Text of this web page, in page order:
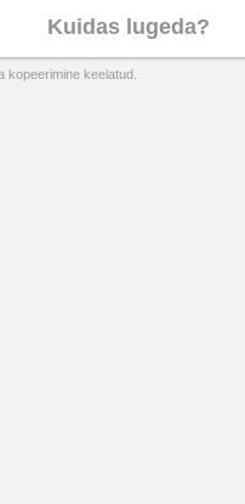
Kuidas lugeda?
keelatud.